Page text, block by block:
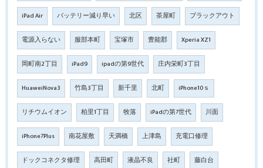
iPad Air バッテリー減り早い 北区 茶屋町 ブラックアウト
電源入らない 服部本町 宝塚市 豊能郡 Xperia XZ1
岡町南2丁目 iPad9 ipadの第9世代 庄内栄町3丁目
HuaweiNova3 竹島3丁目 新千里 北町 iPhone10ｓ
リチウムイオン 柏里1丁目 牧落 iPadの第7世代 川面
iPhone7Plus 南花屋敷 天満橋 上津島 充電口修理
ドックコネクタ修理 高田町 液晶不良 社町 藤白台